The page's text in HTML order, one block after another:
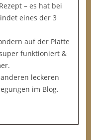
– es hat bei
eines der 3
auf der Platte
funktioniert &
leckeren
im Blog.